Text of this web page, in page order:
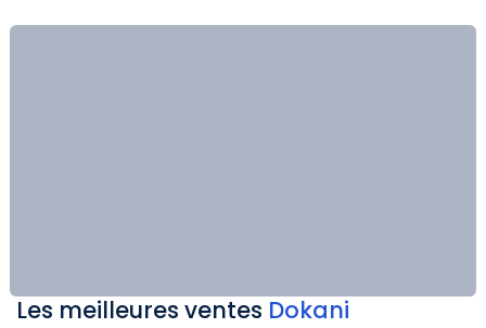
Les meilleures ventes Dokani